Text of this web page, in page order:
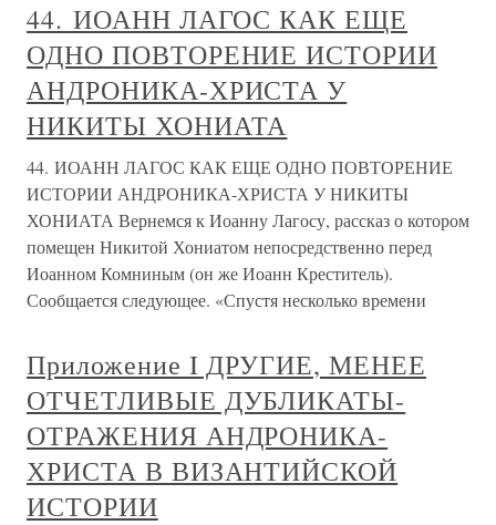
44. ИОАНН ЛАГОС КАК ЕЩЕ
ОДНО ПОВТОРЕНИЕ ИСТОРИИ
АНДРОНИКА-ХРИСТА У
НИКИТЫ ХОНИАТА
44. ИОАНН ЛАГОС КАК ЕЩЕ ОДНО ПОВТОРЕНИЕ
ИСТОРИИ АНДРОНИКА-ХРИСТА У НИКИТЫ
ХОНИАТА Вернемся к Иоанну Лагосу, рассказ о котором
помещен Никитой Хониатом непосредственно перед
Иоанном Комниным (он же Иоанн Креститель).
Сообщается следующее. «Спустя несколько времени
Приложение I ДРУГИЕ, МЕНЕЕ
ОТЧЕТЛИВЫЕ ДУБЛИКАТЫ-
ОТРАЖЕНИЯ АНДРОНИКА-
ХРИСТА В ВИЗАНТИЙСКОЙ
ИСТОРИИ